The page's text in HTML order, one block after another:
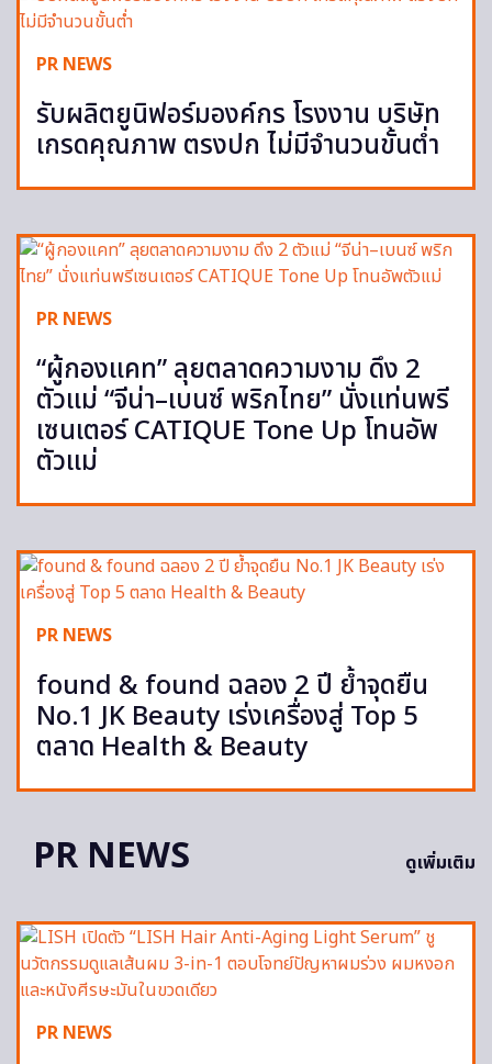
PR NEWS
รับผลิตยูนิฟอร์มองค์กร โรงงาน บริษัท
เกรดคุณภาพ ตรงปก ไม่มีจำนวนขั้นต่ำ
PR NEWS
“ผู้กองแคท” ลุยตลาดความงาม ดึง 2
ตัวแม่ “จีน่า–เบนซ์ พริกไทย” นั่งแท่นพรี
เซนเตอร์ CATIQUE Tone Up โทนอัพ
ตัวแม่
PR NEWS
found & found ฉลอง 2 ปี ย้ำจุดยืน
No.1 JK Beauty เร่งเครื่องสู่ Top 5
ตลาด Health & Beauty
PR NEWS ดูเพิ่มเติม
PR NEWS